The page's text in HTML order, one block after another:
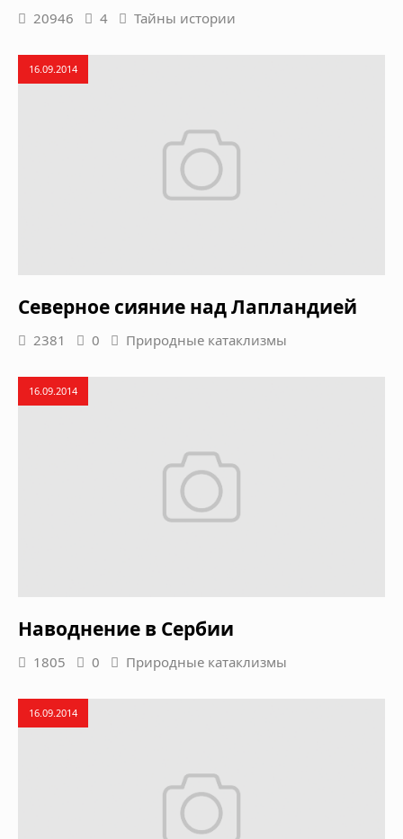
20946 4 Тайны истории
16.09.2014
Северное сияние над Лапландией
2381 0 Природные катаклизмы
16.09.2014
Наводнение в Сербии
1805 0 Природные катаклизмы
16.09.2014